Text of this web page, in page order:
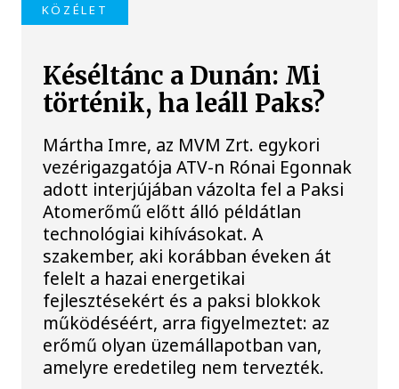
KÖZÉLET
Késéltánc a Dunán: Mi
történik, ha leáll Paks?
Mártha Imre, az MVM Zrt. egykori
vezérigazgatója ATV-n Rónai Egonnak
adott interjújában vázolta fel a Paksi
Atomerőmű előtt álló példátlan
technológiai kihívásokat. A
szakember, aki korábban éveken át
felelt a hazai energetikai
fejlesztésekért és a paksi blokkok
működéséért, arra figyelmeztet: az
erőmű olyan üzemállapotban van,
amelyre eredetileg nem tervezték.